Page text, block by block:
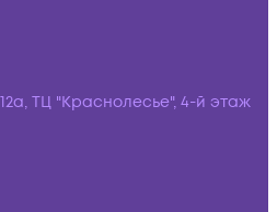
ТЦ "Краснолесье", 4-й этаж